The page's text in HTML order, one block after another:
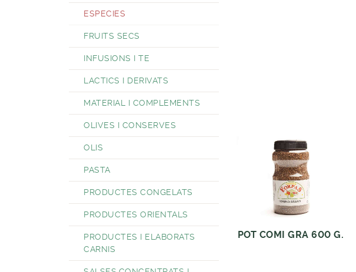
ESPECIES
FRUITS SECS
INFUSIONS I TE
LACTICS I DERIVATS
MATERIAL I COMPLEMENTS
OLIVES I CONSERVES
OLIS
PASTA
PRODUCTES CONGELATS
PRODUCTES ORIENTALS
PRODUCTES I ELABORATS
CARNIS
POT COMI GRA 600 G.